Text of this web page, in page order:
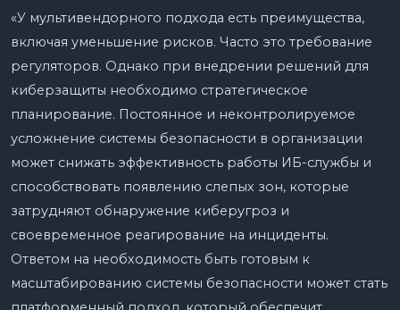
«У мультивендорного подхода есть преимущества,
включая уменьшение рисков. Часто это требование
регуляторов. Однако при внедрении решений для
киберзащиты необходимо стратегическое
планирование. Постоянное и неконтролируемое
усложнение системы безопасности в организации
может снижать эффективность работы ИБ-службы и
способствовать появлению слепых зон, которые
затрудняют обнаружение киберугроз и
своевременное реагирование на инциденты.
Ответом на необходимость быть готовым к
масштабированию системы безопасности может стать